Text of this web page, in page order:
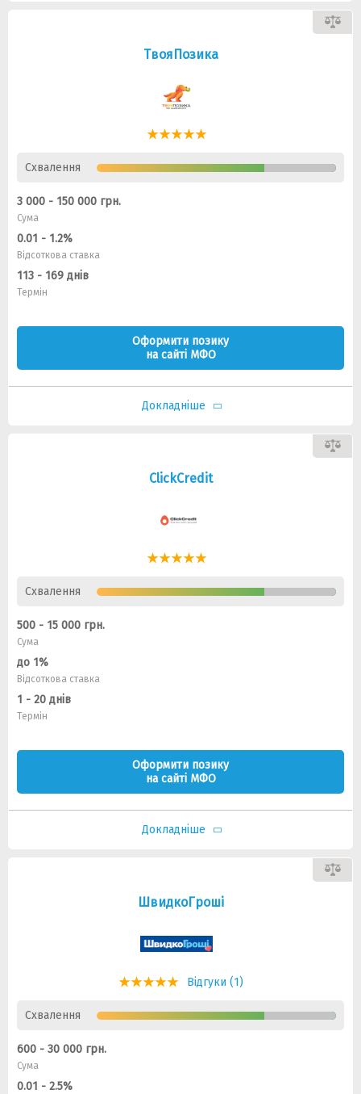
ТвояПозика
Схвалення
3 000 - 150 000 грн.
Сума
0.01 - 1.2%
Відсоткова ставка
113 - 169 днів
Термін
Оформити позику
на сайті МФО
Докладніше
ClickCredit
Схвалення
500 - 15 000 грн.
Сума
до 1%
Відсоткова ставка
1 - 20 днів
Термін
Оформити позику
на сайті МФО
Докладніше
ШвидкоГроші
Відгуки (1)
Схвалення
600 - 30 000 грн.
Сума
0.01 - 2.5%